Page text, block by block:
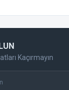
Kaçırmayın